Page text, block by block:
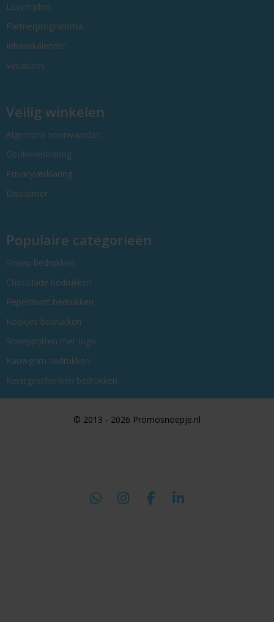
Levertijden
Partnerprogramma
Inhaakkalender
Vacatures
Veilig winkelen
Algemene voorwaarden
Cookieverklaring
Privacyverklaring
Disclaimer
Populaire categorieën
Snoep bedrukken
Chocolade bedrukken
Pepermunt bedrukken
Koekjes bedrukken
Snoeppotten met logo
Kauwgom bedrukken
Kerstgeschenken bedrukken
© 2013 - 2026 Promosnoepje.nl